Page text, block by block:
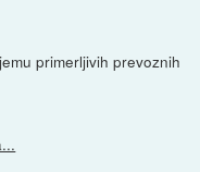
primerljivih prevoznih